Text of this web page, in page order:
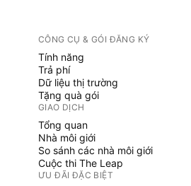
CÔNG CỤ & GÓI ĐĂNG KÝ
Tính năng
Trả phí
Dữ liệu thị trường
Tặng quà gói
GIAO DỊCH
Tổng quan
Nhà môi giới
So sánh các nhà môi giới
Cuộc thi The Leap
ƯU ĐÃI ĐẶC BIỆT